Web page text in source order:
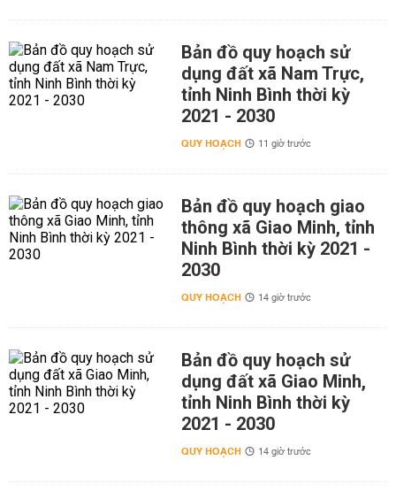
Bản đồ quy hoạch sử
dụng đất xã Nam Trực,
tỉnh Ninh Bình thời kỳ
2021 - 2030
QUY HOẠCH 11 giờ trước
Bản đồ quy hoạch giao
thông xã Giao Minh, tỉnh
Ninh Bình thời kỳ 2021 -
2030
QUY HOẠCH 14 giờ trước
Bản đồ quy hoạch sử
dụng đất xã Giao Minh,
tỉnh Ninh Bình thời kỳ
2021 - 2030
QUY HOẠCH 14 giờ trước